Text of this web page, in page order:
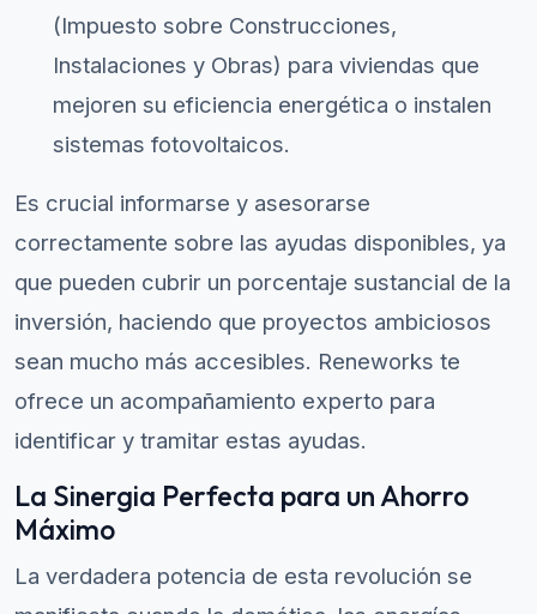
(Impuesto sobre Construcciones,
Instalaciones y Obras) para viviendas que
mejoren su eficiencia energética o instalen
sistemas fotovoltaicos.
Es crucial informarse y asesorarse
correctamente sobre las ayudas disponibles, ya
que pueden cubrir un porcentaje sustancial de la
inversión, haciendo que proyectos ambiciosos
sean mucho más accesibles. Reneworks te
ofrece un acompañamiento experto para
identificar y tramitar estas ayudas.
La Sinergia Perfecta para un Ahorro
Máximo
La verdadera potencia de esta revolución se